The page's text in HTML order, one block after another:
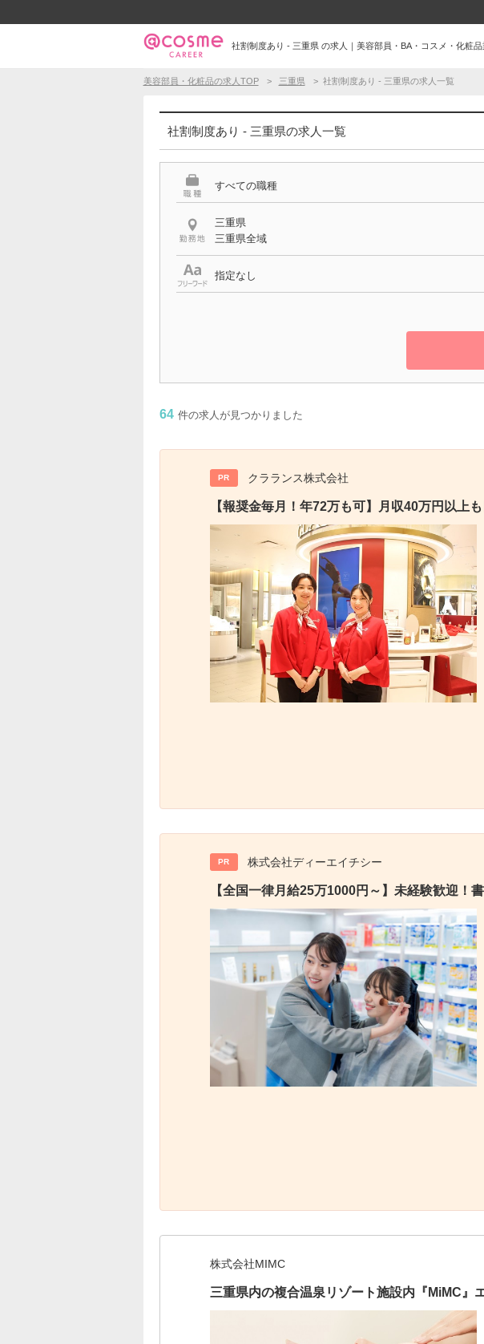
社割制度あり - 三重県 の求人｜美容部員・BA・コスメ・化粧
美容部員・化粧品の求人TOP 三重県 社割制度あり - 三重県の求人一覧
社割制度あり - 三重県の求人一覧
すべての職種
三重県
三重県全域
指定なし
64 件の求人が見つかりました
PR クラランス株式会社
【報奨金毎月！年72万も可】月収40万円以上
PR 株式会社ディーエイチシー
【全国一律月給25万1000円～】未経験歓迎
株式会社MIMC
三重県内の複合温泉リゾート施設内『MiMC』